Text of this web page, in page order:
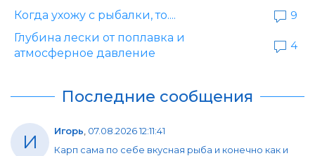
Когда ухожу с рыбалки, то....
9
Глубина лески от поплавка и
атмосферное давление
4
Последние сообщения
И Игорь 07.08.2026 12:11:41
Карп сама по себе вкусная рыба и конечно как и